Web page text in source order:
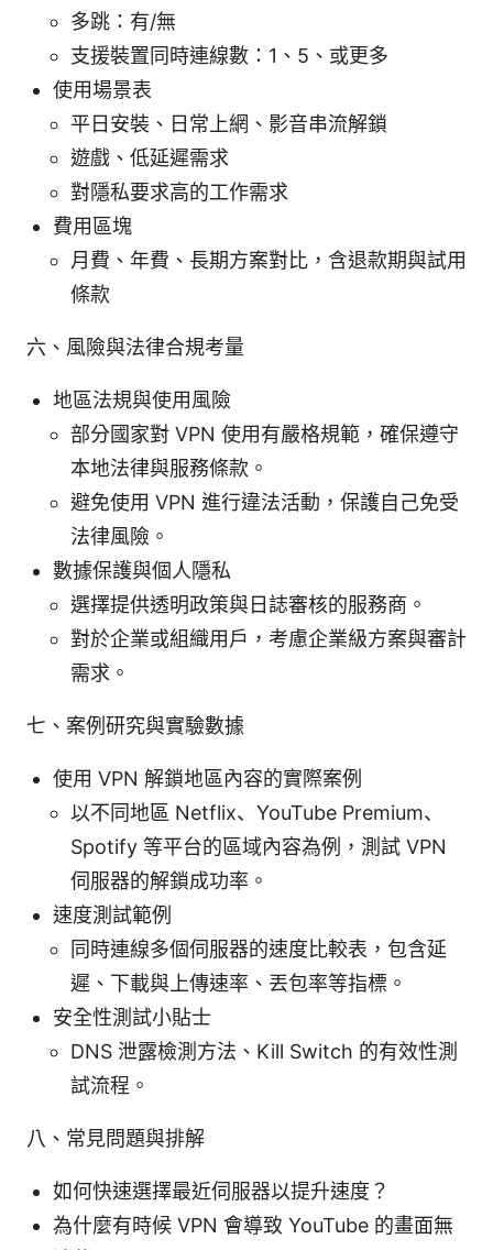
多跳：有/無
支援裝置同時連線數：1、5、或更多
使用場景表
平日安裝、日常上網、影音串流解鎖
遊戲、低延遲需求
對隱私要求高的工作需求
費用區塊
月費、年費、長期方案對比，含退款期與試用
條款
六、風險與法律合規考量
地區法規與使用風險
部分國家對 VPN 使用有嚴格規範，確保遵守
本地法律與服務條款。
避免使用 VPN 進行違法活動，保護自己免受
法律風險。
數據保護與個人隱私
選擇提供透明政策與日誌審核的服務商。
對於企業或組織用戶，考慮企業級方案與審計
需求。
七、案例研究與實驗數據
使用 VPN 解鎖地區內容的實際案例
以不同地區 Netflix、YouTube Premium、
Spotify 等平台的區域內容為例，測試 VPN
伺服器的解鎖成功率。
速度測試範例
同時連線多個伺服器的速度比較表，包含延
遲、下載與上傳速率、丟包率等指標。
安全性測試小貼士
DNS 泄露檢測方法、Kill Switch 的有效性測
試流程。
八、常見問題與排解
如何快速選擇最近伺服器以提升速度？
為什麼有時候 VPN 會導致 YouTube 的畫面無